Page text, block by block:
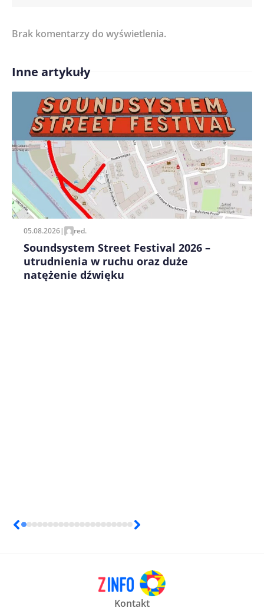
Treść komentarza*
Imię/ Nick*
Zapamiętaj moje dane w tej przeglądarce podczas
pisania kolejnych komentarzy.
Brak komentarzy do wyświetlenia.
Inne artykuły
05.08.2026| red.
Soundsystem Street Festival 2026 –
utrudnienia w ruchu oraz duże
natężenie dźwięku
Kontakt